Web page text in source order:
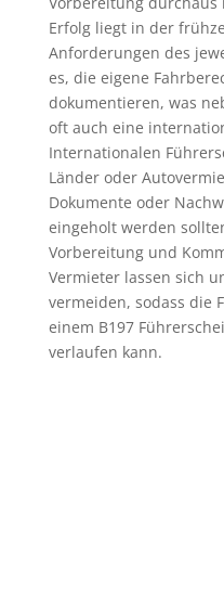
Erfolg liegt in der
Anforderungen des
es, die eigene
dokumentieren, was
oft auch eine
Internationalen
Länder oder
Dokumente oder
eingeholt werden
Vorbereitung und
Vermieter lassen sich
vermeiden, sodass die
einem B197
verlaufen kann.